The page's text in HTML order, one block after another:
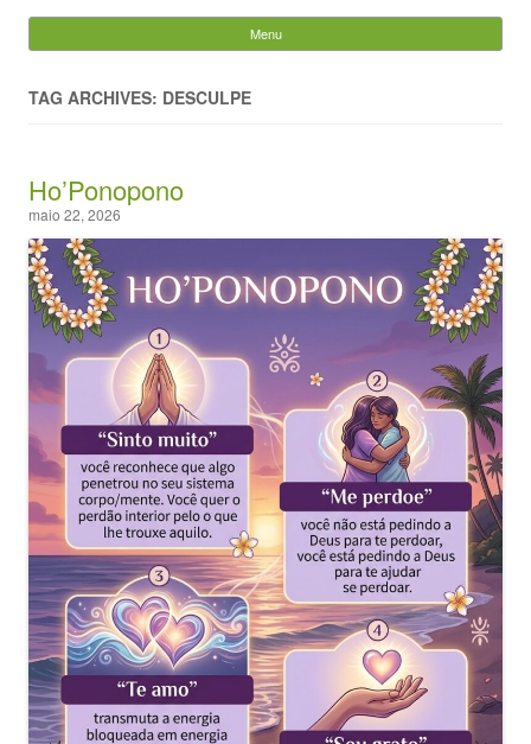
Evandro Legramonte
por:
Menu
TAG ARCHIVES: DESCULPE
Ho’Ponopono
maio 22, 2026